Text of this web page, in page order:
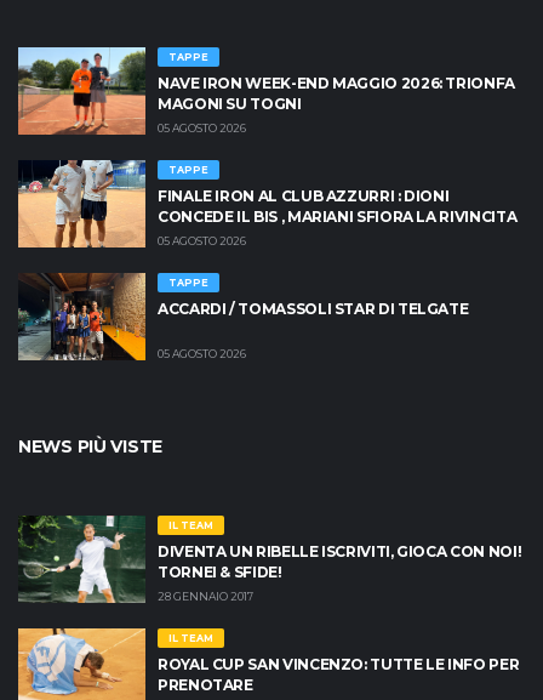
TAPPE
NAVE IRON WEEK-END MAGGIO 2026: TRIONFA
MAGONI SU TOGNI
05 AGOSTO 2026
TAPPE
FINALE IRON AL CLUB AZZURRI : DIONI
CONCEDE IL BIS , MARIANI SFIORA LA RIVINCITA
05 AGOSTO 2026
TAPPE
ACCARDI / TOMASSOLI STAR DI TELGATE
05 AGOSTO 2026
NEWS PIÙ VISTE
IL TEAM
DIVENTA UN RIBELLE ISCRIVITI, GIOCA CON NOI!
TORNEI & SFIDE!
28 GENNAIO 2017
IL TEAM
ROYAL CUP SAN VINCENZO: TUTTE LE INFO PER
PRENOTARE